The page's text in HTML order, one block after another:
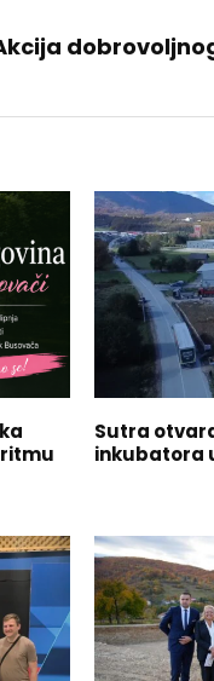
Sutra
inkubatora